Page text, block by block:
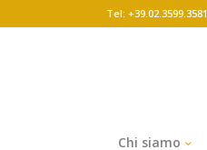
Tel: +39.02.3599.3581
Chi siamo